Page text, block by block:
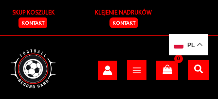
treści
SKUP KOSZULEK
KONTAKT
KLEJENIE NADRUKÓW
KONTAKT
PL